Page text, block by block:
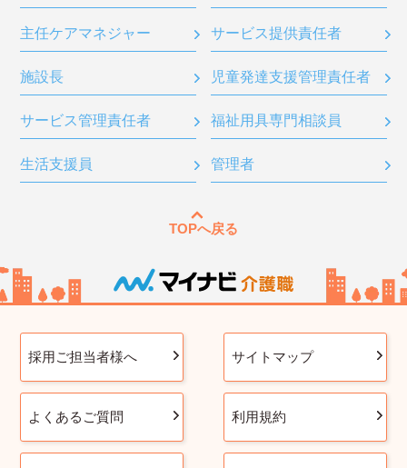
主任ケアマネジャー サービス提供責任者
施設長 児童発達支援管理責任者
サービス管理責任者 福祉用具専門相談員
生活支援員 管理者
TOPへ戻る
採用ご担当者様へ サイトマップ
よくあるご質問 利用規約